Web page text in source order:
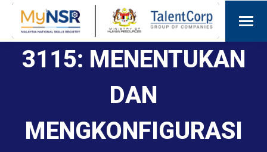
3115: MENENTUKAN
DAN
MENGKONFIGURASI